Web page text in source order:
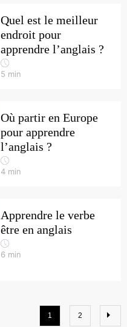
Quel est le meilleur
endroit pour
apprendre l’anglais ?
5 min
Où partir en Europe
pour apprendre
l’anglais ?
4 min
Apprendre le verbe
être en anglais
6 min
1 2